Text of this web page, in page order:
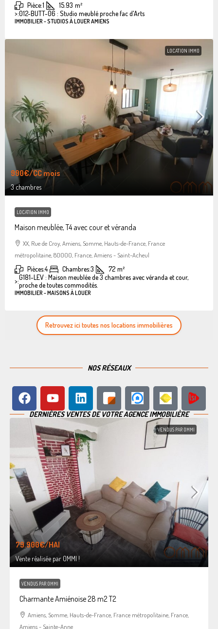
Pièce:1 15.93 m²
>:012-BUTT-06 : Studio meublé proche fac d'Arts
IMMOBILIER - STUDIOS À LOUER AMIENS
LOCATION IMMO
990€/CC mois
3 chambres
LOCATION IMMO
Maison meublée, T4 avec cour et véranda
XX, Rue de Croy, Amiens, Somme, Hauts-de-France, France
métropolitaine, 80000, France, Amiens - Saint-Acheul
Pièces:4 Chambres:3 72 m²
>:G181-LEV : Maison meublée de 3 chambres avec véranda et cour,
proche de toutes commodités.
IMMOBILIER - MAISONS À LOUER
Retrouvez ici toutes nos locations immobilières
NOS RÉSEAUX
DERNIÈRES VENTES DE VOTRE AGENCE IMMOBILIÈRE
VENDUS PAR OMMI
79.900€/HAI
Vente réalisée par OMMI !
VENDUS PAR OMMI
Charmante Amiénoise 28 m2 T2
Amiens, Somme, Hauts-de-France, France métropolitaine, France,
Amiens - Sainte-Anne